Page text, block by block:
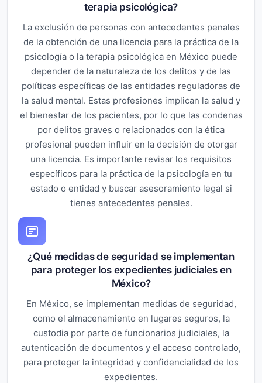
terapia psicológica?
La exclusión de personas con antecedentes penales
de la obtención de una licencia para la práctica de la
psicología o la terapia psicológica en México puede
depender de la naturaleza de los delitos y de las
políticas específicas de las entidades reguladoras de
la salud mental. Estas profesiones implican la salud y
el bienestar de los pacientes, por lo que las condenas
por delitos graves o relacionados con la ética
profesional pueden influir en la decisión de otorgar
una licencia. Es importante revisar los requisitos
específicos para la práctica de la psicología en tu
estado o entidad y buscar asesoramiento legal si
tienes antecedentes penales.
¿Qué medidas de seguridad se implementan
para proteger los expedientes judiciales en
México?
En México, se implementan medidas de seguridad,
como el almacenamiento en lugares seguros, la
custodia por parte de funcionarios judiciales, la
autenticación de documentos y el acceso controlado,
para proteger la integridad y confidencialidad de los
expedientes.